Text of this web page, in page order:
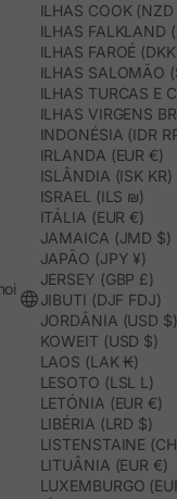
ILHAS COOK
ILHAS FALKLAND
ILHAS FAROÉ
ILHAS SALOMÃO
ILHAS TURCAS E
ILHAS VIRGENS
INDONÉSIA (IDR
IRLANDA (EUR €)
ISLÂNDIA (ISK KR)
ISRAEL (ILS ₪)
ITÁLIA (EUR €)
JAMAICA (JMD $)
JAPÃO (JPY ¥)
JERSEY (GBP £)
JIBUTI (DJF FDJ)
JORDÂNIA (USD $)
KOWEIT (USD $)
LAOS (LAK ₭)
LESOTO (LSL L)
LETÓNIA (EUR €)
LIBÉRIA (LRD $)
LISTENSTAINE
LITUÂNIA (EUR €)
LUXEMBURGO